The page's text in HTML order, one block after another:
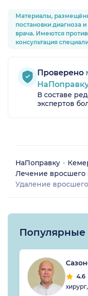
Материалы,
постановки диагноза
врача. Имеются
консультация
Проверено
В составе
экспертов
НаПоправку
Лечение вросшего
Удаление
Популярные
4.6